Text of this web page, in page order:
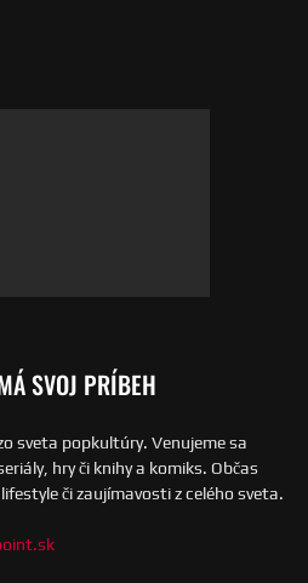
SVOJ PRÍBEH
sveta popkultúry. Venujeme sa
hry či knihy a komiks. Občas
či zaujímavosti z celého sveta.